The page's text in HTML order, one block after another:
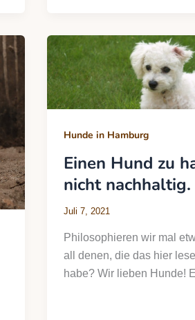
Hunde in Hamburg
Einen Hund zu
nicht nachhaltig.
Juli 7, 2021
Philosophieren wir mal
all denen, die das hier
habe? Wir lieben Hunde!